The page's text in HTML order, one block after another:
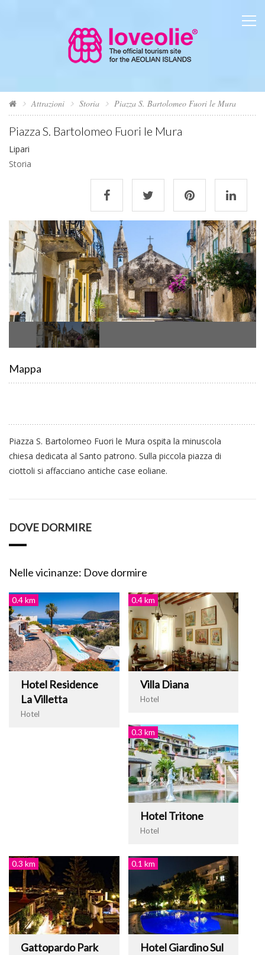
Attrazioni Storia Piazza S. Bartolomeo Fuori le Mura
Piazza S. Bartolomeo Fuori le Mura
Lipari
Storia
Mappa
Piazza S. Bartolomeo Fuori le Mura ospita la minuscola
chiesa dedicata al Santo patrono. Sulla piccola piazza di
ciottoli si affacciano antiche case eoliane.
DOVE DORMIRE
Nelle vicinanze: Dove dormire
0.4 km
Hotel Residence
La Villetta
Hotel
0.4 km
Villa Diana
Hotel
0.3 km
Hotel Tritone
Hotel
0.3 km
Gattopardo Park
0.1 km
Hotel Giardino Sul